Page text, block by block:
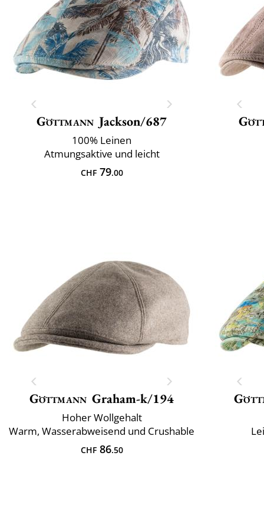
Göttmann Jackson/687
100% Leinen
Atmungsaktive und leicht
CHF79.00
Göttmann Graham-k/194
Hoher Wollgehalt
Warm, Wasserabweisend und Crushable
CHF86.50